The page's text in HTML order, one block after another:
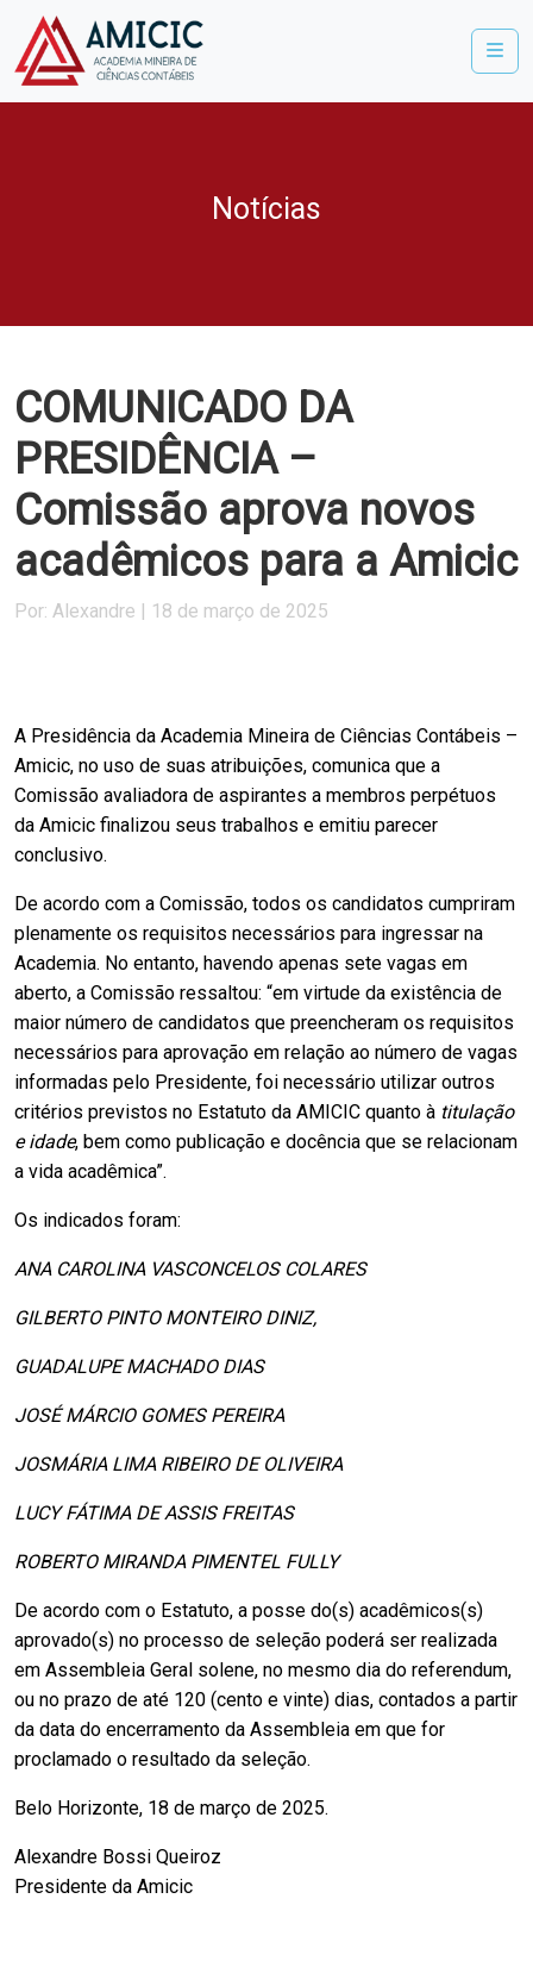
Notícias
COMUNICADO DA
PRESIDÊNCIA –
Comissão aprova novos
acadêmicos para a Amicic
Por: Alexandre | 18 de março de 2025
A Presidência da Academia Mineira de Ciências Contábeis –
Amicic, no uso de suas atribuições, comunica que a
Comissão avaliadora de aspirantes a membros perpétuos
da Amicic finalizou seus trabalhos e emitiu parecer
conclusivo.
De acordo com a Comissão, todos os candidatos cumpriram
plenamente os requisitos necessários para ingressar na
Academia. No entanto, havendo apenas sete vagas em
aberto, a Comissão ressaltou: “em virtude da existência de
maior número de candidatos que preencheram os requisitos
necessários para aprovação em relação ao número de vagas
informadas pelo Presidente, foi necessário utilizar outros
critérios previstos no Estatuto da AMICIC quanto à titulação
e idade, bem como publicação e docência que se relacionam
a vida acadêmica”.
Os indicados foram:
ANA CAROLINA VASCONCELOS COLARES
GILBERTO PINTO MONTEIRO DINIZ,
GUADALUPE MACHADO DIAS
JOSÉ MÁRCIO GOMES PEREIRA
JOSMÁRIA LIMA RIBEIRO DE OLIVEIRA
LUCY FÁTIMA DE ASSIS FREITAS
ROBERTO MIRANDA PIMENTEL FULLY
De acordo com o Estatuto, a posse do(s) acadêmicos(s)
aprovado(s) no processo de seleção poderá ser realizada
em Assembleia Geral solene, no mesmo dia do referendum,
ou no prazo de até 120 (cento e vinte) dias, contados a partir
da data do encerramento da Assembleia em que for
proclamado o resultado da seleção.
Belo Horizonte, 18 de março de 2025.
Alexandre Bossi Queiroz
Presidente da Amicic